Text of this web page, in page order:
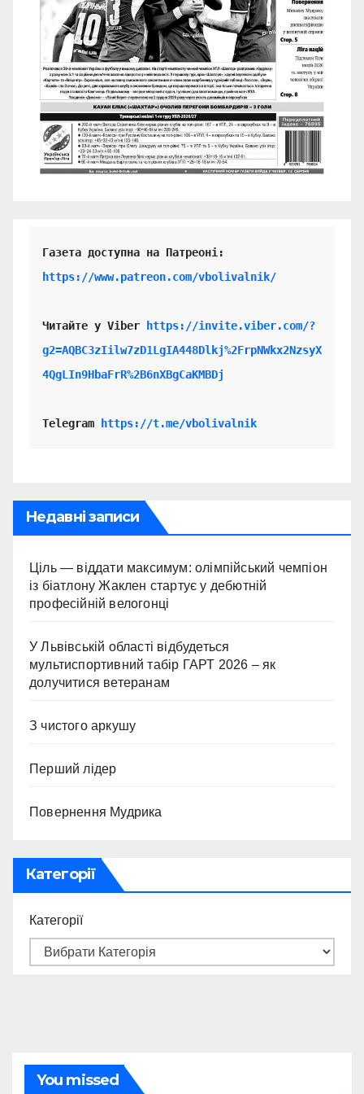
https://www.patreon.com/vbolivalnik/
Читайте у Viber
https://invite.viber.com/?
g2=AQBC3zIilw7zD1LgIA448Dlkj%2FrpNWkx2NzsyX
4QgLIn9HbaFrR%2B6nXBgCaKMBDj
Telegram https://t.me/vbolivalnik
Недавні записи
Ціль — віддати максимум: олімпійський чемпіон
із біатлону Жаклен стартує у дебютній
професійній велогонці
У Львівській області відбудеться
мультиспортивний табір ГАРТ 2026 – як
долучитися ветеранам
З чистого аркушу
Перший лідер
Повернення Мудрика
Категорії
Категорії
You missed